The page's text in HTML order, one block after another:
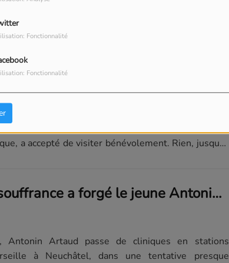
Fonctionnalité
Fonctionnalité
au bout du couloir
porte pour dérégler une vie. Celle de la chambre 28
patient d’un service psychiatrique, ancien détenu,
que Jack, directeur de bibliothèque et
a accepté de visiter bénévolement. Rien, jusque-
Comment la souffrance a forgé le jeune Antonin Artaud
Artaud passe de cliniques en stations
à Neuchâtel, dans une tentative presque